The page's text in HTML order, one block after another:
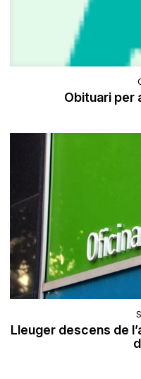
Obituari per
​Lleuger descens de